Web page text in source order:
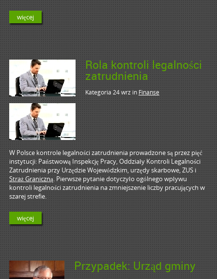
więcej
Rola kontroli legalności
zatrudnienia
Kategoria 24 wrzinFinanse
W Polsce kontrole legalności zatrudnienia prowadzone są przez pięć
instytucji: Państwową Inspekcję Pracy, Oddziały Kontroli Legalności
Zatrudnienia przy Urzędzie Wojewódzkim, urzędy skarbowe, ZUS i
Straż Graniczną. Pierwsze pytanie dotyczyło ogólnego wpływu
kontroli legalności zatrudnienia na zmniejszenie liczby pracujących w
szarej strefie.
więcej
Przypadek: Urząd gminy